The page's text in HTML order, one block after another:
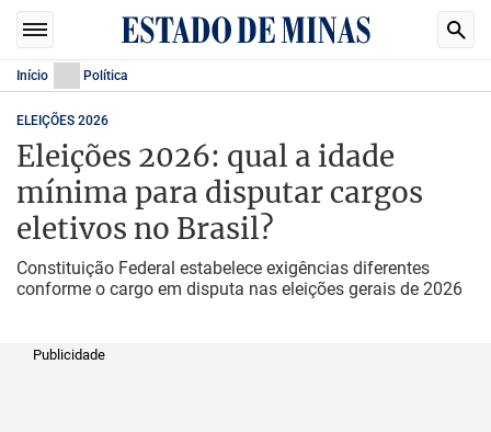
Início Política
ELEIÇÕES 2026
Eleições 2026: qual a idade
mínima para disputar cargos
eletivos no Brasil?
Constituição Federal estabelece exigências diferentes
conforme o cargo em disputa nas eleições gerais de 2026
Publicidade